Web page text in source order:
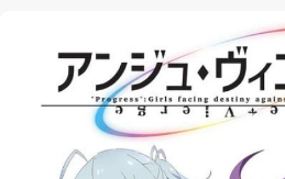
Beobachtung durch Itsukis
Stiefbruder Chihiro, der
Geheimnis besitzt ...